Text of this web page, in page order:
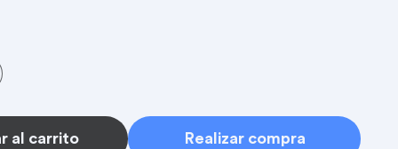
al carrito Realizar compra